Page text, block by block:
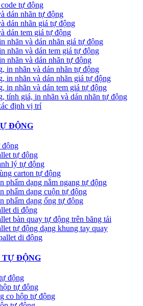
tự động
dán nhãn tự động
dán nhãn giá tự động
dán tem giá tự động
nhãn và dán nhãn giá tự động
nhãn và dán tem giá tự động
nhãn và dán nhãn tự động
in nhãn và dán nhãn tự động
in nhãn và dán nhãn giá tự động
in nhãn và dán tem giá tự động
tính giá, in nhãn và dán nhãn tự động
định vị trí
ĐỘNG
động
tự động
lý tự động
carton tự động
phẩm dạng nằm ngang tự động
phẩm dạng cuộn tự động
phẩm dạng ống tự động
di động
bàn quay tự động trên băng tải
tự động dạng khung tay quay
di động
TỰ ĐỘNG
động
tự động
co hộp tự động